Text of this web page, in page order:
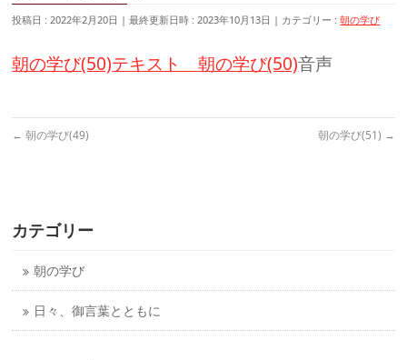
投稿日 : 2022年2月20日 最終更新日時 : 2023年10月13日 カテゴリー :朝の学び
朝の学び(50)テキスト 朝の学び(50)音声
← 朝の学び(49) 朝の学び(51) →
カテゴリー
朝の学び
日々、御言葉とともに